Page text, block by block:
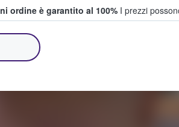
ordine è garantito al 100% I prezzi